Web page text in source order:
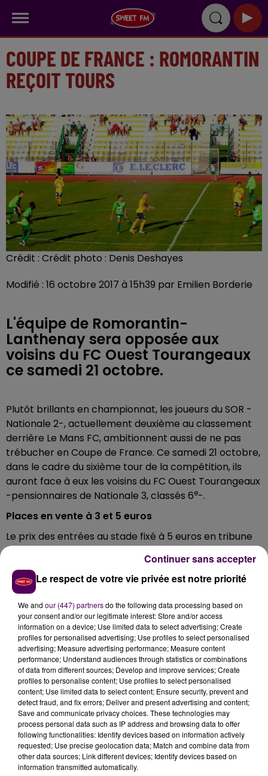
COUPE DE FRANCE : ROMORANTIN
REÇOIT TOURS
Crédit : Crédit photo : Denis Deshayes
Modifié : 16 octobre 2017 à 15h39 par Emilien Borderie
L'équipe de Romorantin-
Lanthenay sera opposée aux
voisins du FC Ouest Tourangeaux
ce samedi 21 octobre.
Plutôt brillants en championnat, les joueurs du SOR -
Nationale 2-, actuellement deuxième au classement
derrière Le Mans FC, ambitionnent aussi de ne pas
trébucher en Coupe de France. Ce samedi 21 octobre,
dans le cadre du sixième tour de la compétition, ils
auront face à eux les voisins du FC Ouest Tourangeaux
-pensionnaires de Nationale 3, classés 6e-.
Places en vente à 3 et 5 euros
Le prix des entrées au stade fixé à 5 euros en tribune
d’honneur, 3 euros ailleurs et gratuité accordée aux
spectateurs de moins de 16 ans. Si, en temps normal,
les femmes et les licenciés sont exonérés par le club
de Romorantin-Lanthenay, ce ne sera pas le cas ce
samedi, règlement fédéral oblige. Le duel débutera à
20h30 -et non 18h comme habituellement-.
À LA UNE
Le respect de votre vie privée est notre priorité
We and our (447) partnersdo the following data processing based on
your consent and/or our legitimate interest: Store and/or access
information on a device; Use limited data to select advertising; Create
profiles for personalised advertising; Use profiles to select personalised
advertising; Measure advertising performance; Measure content
performance; Understand audiences through statistics or combinations
of data from different sources; Develop and improve services; Create
profiles to personalise content; Use profiles to select personalised
content; Use limited data to select content; Ensure security, prevent and
detect fraud, and fix errors; Deliver and present advertising and content;
Save and communicate privacy choices. These technologies may
process personal data such as IP address and browsing data to offer
following functionalities: Identify devices based on information actively
requested; Use precise geolocation data; Match and combine data from
other data sources; Link different devices; Identify devices based on
information transmitted automatically.
Continuer sans accepter